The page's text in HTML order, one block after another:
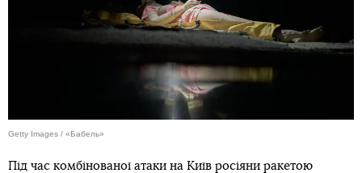
Getty Images / «Бабель»
Під час комбінованої атаки на Київ росіяни ракетою